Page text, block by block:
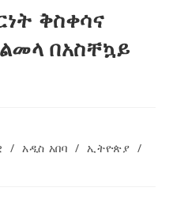
ቅስቀሳና
በአስቸኳይ
/ አዲስ አበባ / ኢትዮጵያ /